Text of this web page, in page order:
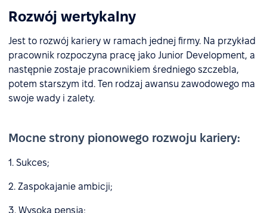
Rozwój wertykalny
Jest to rozwój kariery w ramach jednej firmy. Na przykład
pracownik rozpoczyna pracę jako Junior Development, a
następnie zostaje pracownikiem średniego szczebla,
potem starszym itd. Ten rodzaj awansu zawodowego ma
swoje wady i zalety.
Mocne strony pionowego rozwoju kariery:
1. Sukces;
2. Zaspokajanie ambicji;
3. Wysoka pensja;